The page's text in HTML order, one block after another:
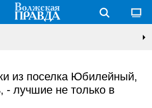
из поселка Юбилейный,
- лучшие не только в